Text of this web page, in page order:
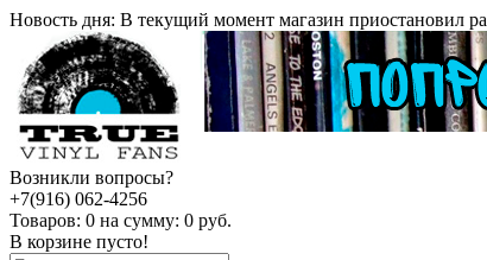
Новость дня: В текущий момент магазин приостановил
Возникли вопросы?
+7(916) 062-4256
Товаров: 0 на сумму: 0 руб.
В корзине пусто!